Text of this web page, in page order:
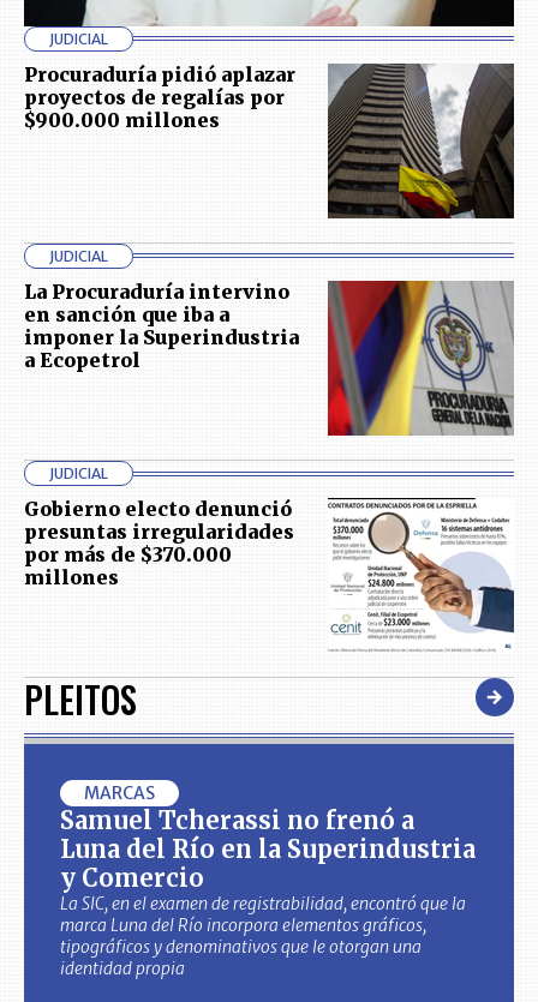
JUDICIAL
Procuraduría pidió aplazar
proyectos de regalías por
$900.000 millones
JUDICIAL
La Procuraduría intervino
en sanción que iba a
imponer la Superindustria
a Ecopetrol
JUDICIAL
Gobierno electo denunció
presuntas irregularidades
por más de $370.000
millones
PLEITOS
MARCAS
Samuel Tcherassi no frenó a
Luna del Río en la Superindustria
y Comercio
La SIC, en el examen de registrabilidad, encontró que la
marca Luna del Río incorpora elementos gráficos,
tipográficos y denominativos que le otorgan una
identidad propia